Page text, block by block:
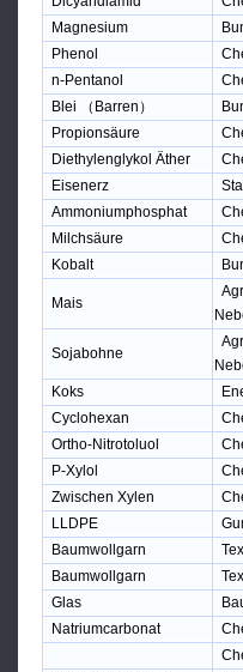
Magnesium
Phenol
n-Pentanol
Blei （Barren）
Propionsäure
Diethylenglykol Äther
Eisenerz
Ammoniumphosphat
Milchsäure
Kobalt
Mais
Sojabohne
Koks
Cyclohexan
Ortho-Nitrotoluol
P-Xylol
Zwischen Xylen
LLDPE
Baumwollgarn
Baumwollgarn
Glas
Natriumcarbonat